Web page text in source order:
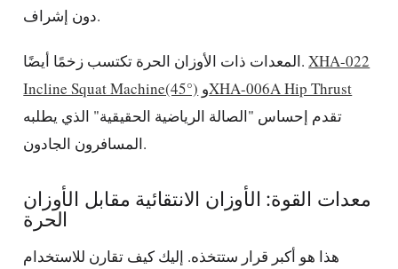
دون إشراف.
المعدات ذات الأوزان الحرة تكتسب زخمًا أيضًا.XHA-022
Incline Squat Machine(45°) وXHA-006A Hip Thrust
تقدم إحساس "الصالة الرياضية الحقيقية" الذي يطلبه
المسافرون الجادون.
معدات القوة: الأوزان الانتقائية مقابل الأوزان
الحرة
هذا هو أكبر قرار ستتخذه. إليك كيف تقارن للاستخدام